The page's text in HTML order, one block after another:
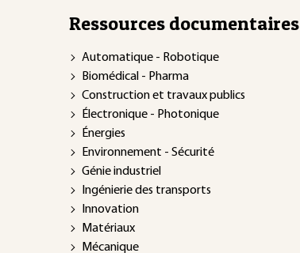
Ressources documentaires
Automatique - Robotique
Biomédical - Pharma
Construction et travaux publics
Électronique - Photonique
Énergies
Environnement - Sécurité
Génie industriel
Ingénierie des transports
Innovation
Matériaux
Mécanique